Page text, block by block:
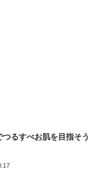
つるすべお肌を目指そ